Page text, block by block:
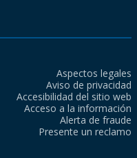
Aspectos legales
Aviso de privacidad
Accesibilidad del sitio web
Acceso a la información
Alerta de fraude
Presente un reclamo